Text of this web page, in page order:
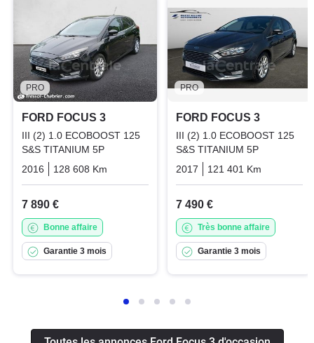
PRO
FORD FOCUS 3
III (2) 1.0 ECOBOOST 125
S&S TITANIUM 5P
2016
128 608 Km Essence
7 890 €
Bonne affaire
Garantie 3 mois
PRO
FORD FOCUS 3
III (2) 1.0 ECOBOOST 125
S&S TITANIUM 5P
2017
121 401 Km
7 490 €
Très bonne affaire
Garantie 3 mois